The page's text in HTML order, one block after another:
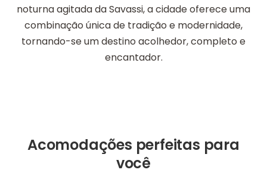
noturna agitada da Savassi, a cidade oferece uma
combinação única de tradição e modernidade,
tornando-se um destino acolhedor, completo e
encantador.
Acomodações perfeitas para
você